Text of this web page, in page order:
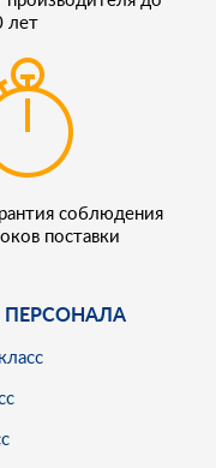
лет
соблюдения
поставки